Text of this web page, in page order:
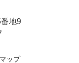
地9
ップ